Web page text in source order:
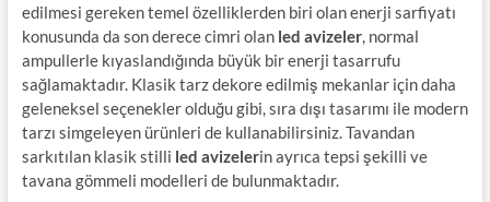
edilmesi gereken temel özelliklerden biri olan enerji sarfiyatı
konusunda da son derece cimri olan led avizeler, normal
ampullerle kıyaslandığında büyük bir enerji tasarrufu
sağlamaktadır. Klasik tarz dekore edilmiş mekanlar için daha
geleneksel seçenekler olduğu gibi, sıra dışı tasarımı ile modern
tarzı simgeleyen ürünleri de kullanabilirsiniz. Tavandan
sarkıtılan klasik stilli led avizelerin ayrıca tepsi şekilli ve
tavana gömmeli modelleri de bulunmaktadır.